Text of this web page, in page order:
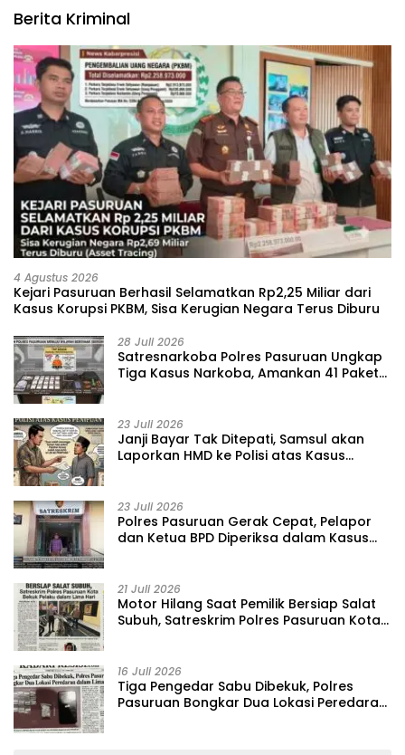
Berita Kriminal
4 Agustus 2026
Kejari Pasuruan Berhasil Selamatkan Rp2,25 Miliar dari
Kasus Korupsi PKBM, Sisa Kerugian Negara Terus Diburu
28 Juli 2026
‎Satresnarkoba Polres Pasuruan Ungkap
Tiga Kasus Narkoba, Amankan 41 Paket
23 Juli 2026
‎Janji Bayar Tak Ditepati, Samsul akan
Laporkan HMD ke Polisi atas Kasus
23 Juli 2026
‎Polres Pasuruan Gerak Cepat, Pelapor
dan Ketua BPD Diperiksa dalam Kasus
21 Juli 2026
‎Motor Hilang Saat Pemilik Bersiap Salat
Subuh, Satreskrim Polres Pasuruan Kota
16 Juli 2026
Tiga Pengedar Sabu Dibekuk, Polres
Pasuruan Bongkar Dua Lokasi Peredaran